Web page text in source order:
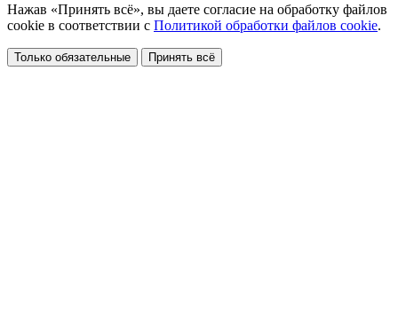
Нажав «Принять всё», вы даете согласие на обработку файлов
cookie в соответствии с Политикой обработки файлов cookie.
Только обязательные Принять всё